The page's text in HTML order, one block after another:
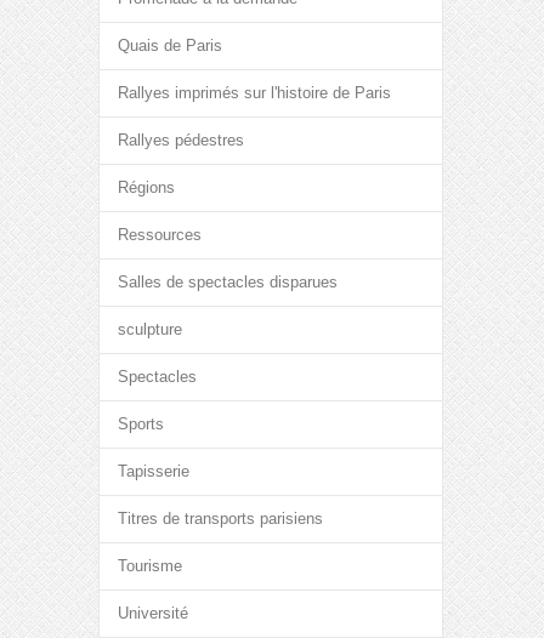
Quais de Paris
Rallyes imprimés sur l'histoire de Paris
Rallyes pédestres
Régions
Ressources
Salles de spectacles disparues
sculpture
Spectacles
Sports
Tapisserie
Titres de transports parisiens
Tourisme
Université